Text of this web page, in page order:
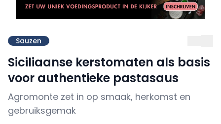
Sauzen
Siciliaanse kerstomaten als basis
voor authentieke pastasaus
Agromonte zet in op smaak, herkomst en
gebruiksgemak